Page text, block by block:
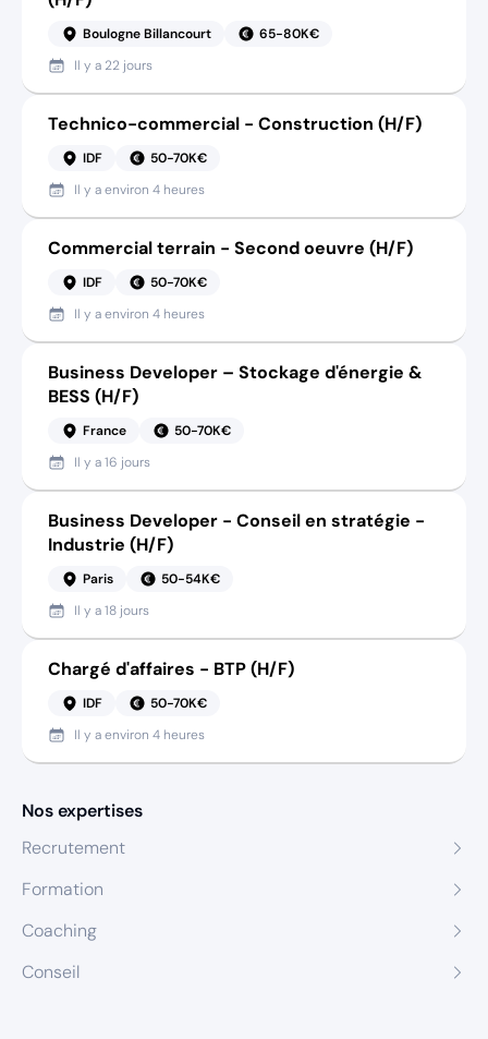
Boulogne Billancourt
65-80K€
Il y a 22 jours
Technico-commercial - Construction (H/F)
IDF
50-70K€
Il y aenviron 4 heures
Commercial terrain - Second oeuvre (H/F)
IDF
50-70K€
Il y aenviron 4 heures
Business Developer – Stockage d'énergie &
BESS (H/F)
France
50-70K€
Il y a16 jours
Business Developer - Conseil en stratégie -
Industrie (H/F)
Paris
50-54K€
Il y a18 jours
Chargé d'affaires - BTP (H/F)
IDF
50-70K€
Il y aenviron 4 heures
Nos expertises
Recrutement
Formation
Coaching
Conseil